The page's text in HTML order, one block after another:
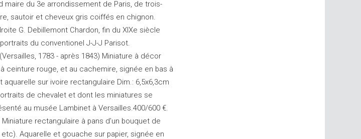
maire du 3e arrondissement de Paris, de trois-
sautoir et cheveux gris coiffés en chignon.
G. Debillemont Chardon, fin du XIXe siècle
du conventionel J-J-J Parisot.
1783 - après 1843) Miniature à décor
ceinture rouge, et au cachemire, signée en bas à
sur ivoire rectangulaire Dim.: 6,5x6,3cm
de chevalet et dont les miniatures se
au musée Lambinet à Versailles.400/600 €.
Miniature rectangulaire à pans d’un bouquet de
Aquarelle et gouache sur papier, signée en